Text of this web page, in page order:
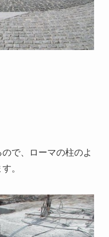
で、ローマの柱のよ
。